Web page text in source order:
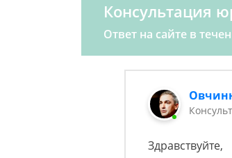
Консультация
Ответ на сайте в
Здравствуйте,